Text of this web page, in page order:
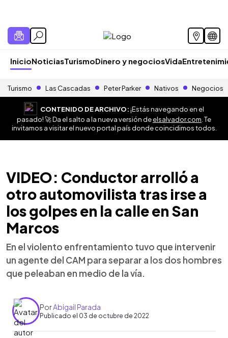
InicioNoticiasTurismoDinero y negociosVida
Turismo Las Cascadas Peter Parker Nativos Negocios
CONTENIDO DE ARCHIVO:¡Estás navegando en el
pasado! 🚀 Da el salto a la nueva versión deelsalvador.com . Te
invitamos a visitar el nuevo portal país donde coincidimos todos.
VIDEO: Conductor arrolló a
otro automovilista tras irse a
los golpes en la calle en San
Marcos
En el violento enfrentamiento tuvo que intervenir
un agente del CAM para separar a los dos hombres
que peleaban en medio de la vía.
PorAbigail Parada
Publicado el 03 de octubre de 2022